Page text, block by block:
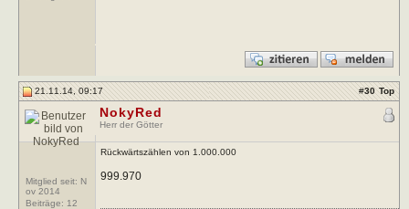
21.11.14, 09:17 #30 Top
Mitglied seit: N
ov 2014
Beiträge: 12
NokyRed
Herr der Götter
Rückwärtszählen von 1.000.000
999.970